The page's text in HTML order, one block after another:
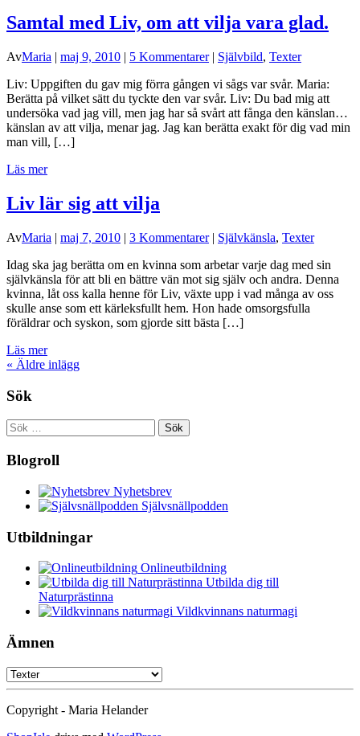
Samtal med Liv, om att vilja vara glad.
AvMaria | maj 9, 2010 | 5 Kommentarer| Självbild, Texter
Liv: Uppgiften du gav mig förra gången vi sågs var svår. Maria:
Berätta på vilket sätt du tyckte den var svår. Liv: Du bad mig att
undersöka vad jag vill, men jag har så svårt att fånga den känslan…
känslan av att vilja, menar jag. Jag kan berätta exakt för dig vad min
man vill, […]
Läs mer
Liv lär sig att vilja
AvMaria | maj 7, 2010 | 3 Kommentarer| Självkänsla, Texter
Idag ska jag berätta om en kvinna som arbetar varje dag med sin
självkänsla för att bli en bättre vän mot sig själv och andra. Denna
kvinna, låt oss kalla henne för Liv, växte upp i vad många av oss
skulle anse som ett kärleksfullt hem. Hon hade omsorgsfulla
föräldrar och syskon, som gjorde sitt bästa […]
Läs mer
« Äldre inlägg
Sök
Sök
efter:
Blogroll
Nyhetsbrev
Självsnällpodden
Utbildningar
Onlineutbildning
Utbilda dig till
Naturprästinna
Vildkvinnans naturmagi
Ämnen
Ämnen
Copyright - Maria Helander